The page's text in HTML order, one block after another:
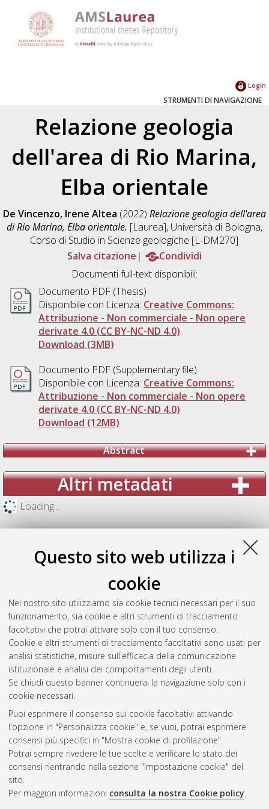
Questo sito web utilizza i
cookie
Nel nostro sito utilizziamo sia cookie tecnici necessari per il suo
funzionamento, sia cookie e altri strumenti di tracciamento
facoltativi che potrai attivare solo con il tuo consenso.
Cookie e altri strumenti di tracciamento facoltativi sono usati per
analisi statistiche, misure sull'efficacia della comunicazione
istituzionale e analisi dei comportamenti degli utenti.
Se chiudi questo banner continuerai la navigazione solo con i
cookie necessari.
Puoi esprimere il consenso sui cookie facoltativi attivando
l'opzione in "Personalizza cookie" e, se vuoi, potrai esprimere
consensi più specifici in "Mostra cookie di profilazione".
Potrai sempre rivedere le tue scelte e verificare lo stato dei
consensi rientrando nella sezione "Impostazione cookie" del
sito.
Per maggiori informazioni consulta la nostra Cookie policy.
Login
STRUMENTI DI NAVIGAZIONE
Relazione geologia
dell'area di Rio Marina,
Elba orientale
De Vincenzo, Irene Altea (2022) Relazione geologia dell'area
di Rio Marina, Elba orientale. [Laurea], Università di Bologna,
Corso di Studio in Scienze geologiche [L-DM270]
Salva citazione
Condividi
Documenti full-text disponibili:
Documento PDF (Thesis)
Disponibile con Licenza: Creative Commons:
Attribuzione - Non commerciale - Non opere
derivate 4.0 (CC BY-NC-ND 4.0)
Download (3MB)
Documento PDF (Supplementary file)
Disponibile con Licenza: Creative Commons:
Attribuzione - Non commerciale - Non opere
derivate 4.0 (CC BY-NC-ND 4.0)
Download (12MB)
Abstract
Altri metadati
Loading...
Gestione del documento:
Atom
Rss 1.0
Rss 2.0
AMS Laurea